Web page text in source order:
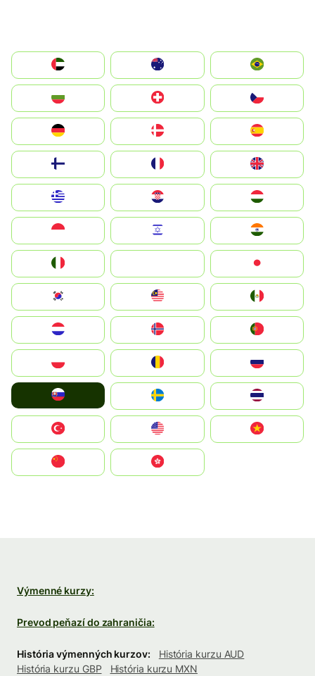
الإمارات العربية المتحدة
Switzerland
Deutschland
United Kingdom
Magyarország
South Korea
United States
中國香港特別行政區
Výmenné kurzy:
Prevod peňazí do zahraničia:
História výmenných kurzov:
História kurzu AUD
História kurzu GBP
História kurzu MXN